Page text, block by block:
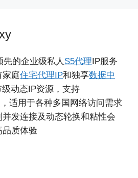
的企业级私人 S5代理IP服务
家庭住宅代理IP和独享数据中
级动态IP资源，支持
适用于各种多国网络访问需求
发连接及动态轮换和粘性会
质体验